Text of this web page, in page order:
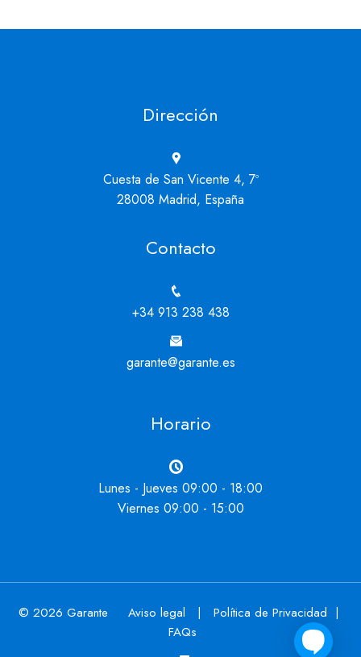
Dirección
Cuesta de San Vicente 4, 7º
28008 Madrid, España
Contacto
+34 913 238 438
garante@garante.es
Horario
Lunes - Jueves 09:00 - 18:00
Viernes 09:00 - 15:00
© 2026 Garante Aviso legal | Política de Privacidad |
FAQs